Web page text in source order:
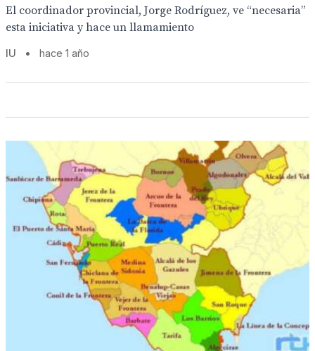
El coordinador provincial, Jorge Rodríguez, ve “necesaria”
esta iniciativa y hace un llamamiento
IU • hace 1 año